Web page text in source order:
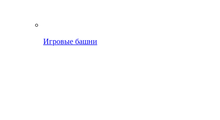
Игровые башни